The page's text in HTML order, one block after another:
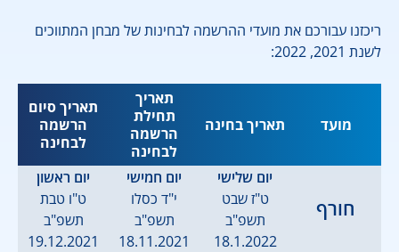
ריכזנו עבורכם את מועדי ההרשמה לבחינות של מבחן המתווכים
לשנת 2021, 2022:
מועד תאריך בחינה
תאריך
תחילת
הרשמה
לבחינה
תאריך סיום
הרשמה
לבחינה
חורף
יום שלישי
ט"ז שבט
תשפ"ב
18.1.2022
יום חמישי
י"ד כסלו
תשפ"ב
18.11.2021
יום ראשון
ט"ו טבת
תשפ"ב
19.12.2021